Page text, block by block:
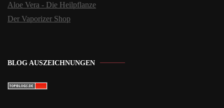
Aloe Vera - Die Heilpflanze
Der Vaporizer Shop
BLOG AUSZEICHNUNGEN